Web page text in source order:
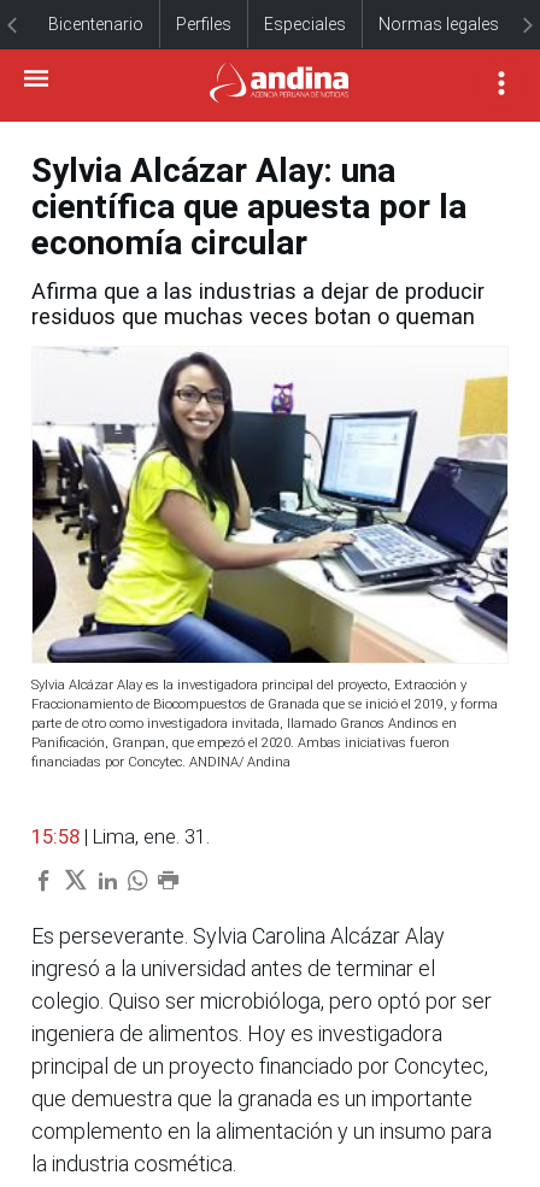
Bicentenario Perfiles Especiales Normas legales
Sylvia Alcázar Alay: una
científica que apuesta por la
economía circular
Afirma que a las industrias a dejar de producir
residuos que muchas veces botan o queman
Sylvia Alcázar Alay es la investigadora principal del proyecto, Extracción y
Fraccionamiento de Biocompuestos de Granada que se inició el 2019, y forma
parte de otro como investigadora invitada, llamado Granos Andinos en
Panificación, Granpan, que empezó el 2020. Ambas iniciativas fueron
financiadas por Concytec. ANDINA/ Andina
15:58 | Lima, ene. 31.
Es perseverante. Sylvia Carolina Alcázar Alay
ingresó a la universidad antes de terminar el
colegio. Quiso ser microbióloga, pero optó por ser
ingeniera de alimentos. Hoy es investigadora
principal de un proyecto financiado por Concytec,
que demuestra que la granada es un importante
complemento en la alimentación y un insumo para
la industria cosmética.